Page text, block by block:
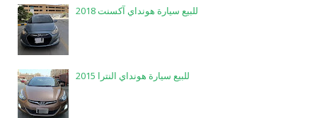
للبيع سيارة هونداي آكسنت 2018
للبيع سيارة هونداي النترا 2015